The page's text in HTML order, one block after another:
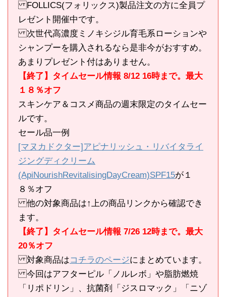
FOLLICS(フォリックス)製品注文の方に全員プ
レゼント開催中です。
次世代高濃度ミノキシジル育毛系ローションや
シャンプーを購入されるなら是非今がおすすめ。
あまりプレゼント付はありません。
【終了】タイムセール情報 8/12 16時まで。最大
１８％オフ
スキンケア＆コスメ商品の週末限定のタイムセー
ルです。
セール品一例
[マヌカドクター]アピナリッシュ・リバイタライ
ジングディクリーム
(ApiNourishRevitalisingDayCream)SPF15が１
８％オフ
他の対象商品は↑上の商品リンクから確認でき
ます。
【終了】タイムセール情報 7/26 12時まで。最大
20％オフ
対象商品はコチラのページにまとめています。
今回はアフターピル「ノルレボ」や脂肪燃焼
「リポドリン」、抗菌剤「ジスロマック」「ニゾ